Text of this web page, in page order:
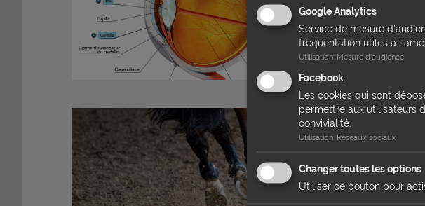
l’inflammation de
Causant souvent
Google Analytics
Service de mesure
fréquentation utiles à
Utilisation: Mesure d'audience
Facebook
Les cookies qui sont
permettre aux utilisateurs
convivialité.
Utilisation: Réseaux sociaux
Changer toutes les options
Utiliser ce bouton pour